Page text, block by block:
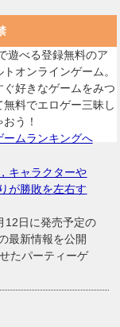
遊べる登録無料のア
トオンラインゲーム。
ぐ好きなゲームをみつ
無料でエロゲー三昧し
う！
ームランキングへ
キャラクターや
が勝敗を左右す
日に発売予定の
最新情報を公開
たパーティーゲ